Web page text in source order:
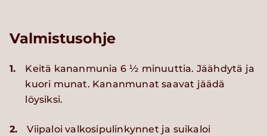
Valmistusohje
1.
Keitä kananmunia 6 ½ minuuttia. Jäähdytä ja
kuori munat. Kananmunat saavat jäädä
löysiksi.
2.
Viipaloi valkosipulinkynnet ja suikaloi